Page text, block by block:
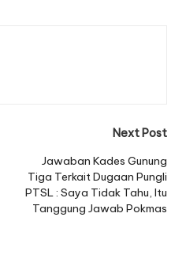
Next Post
Jawaban Kades Gunung
Tiga Terkait Dugaan Pungli
PTSL : Saya Tidak Tahu, Itu
Tanggung Jawab Pokmas